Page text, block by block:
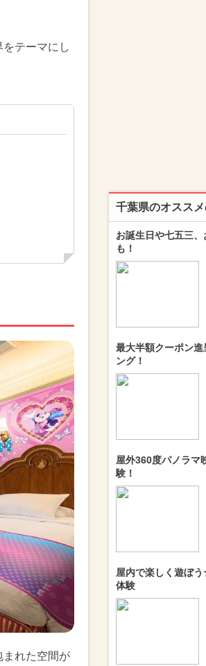
テーマにし
まれた空間が
千葉県のオスス
お誕生日や七五三
も！
最大半額クーポン進
ング！
屋外360度パノラマ
験！
屋内で楽しく遊ぼ
体験